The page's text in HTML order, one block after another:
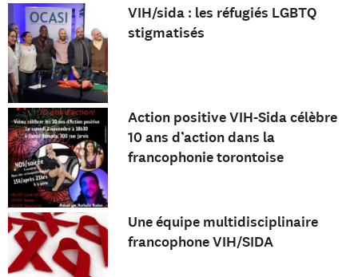
VIH/sida : les réfugiés LGBTQ
stigmatisés
Action positive VIH-Sida célèbre
10 ans d’action dans la
francophonie torontoise
Une équipe multidisciplinaire
francophone VIH/SIDA